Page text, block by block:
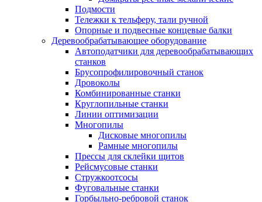
Подмости
Тележки к тельферу, тали ручной
Опорные и подвесные концевые балки
Деревообрабатывающее оборудование
Автоподатчики для деревообрабатывающих
станков
Брусопрофилировочный станок
Дровоколы
Комбинированные станки
Круглопильные станки
Линии оптимизации
Многопилы
Дисковые многопилы
Рамные многопилы
Прессы для склейки щитов
Рейсмусовые станки
Стружкоотсосы
Фуговальные станки
Горбыльно-ребровой станок